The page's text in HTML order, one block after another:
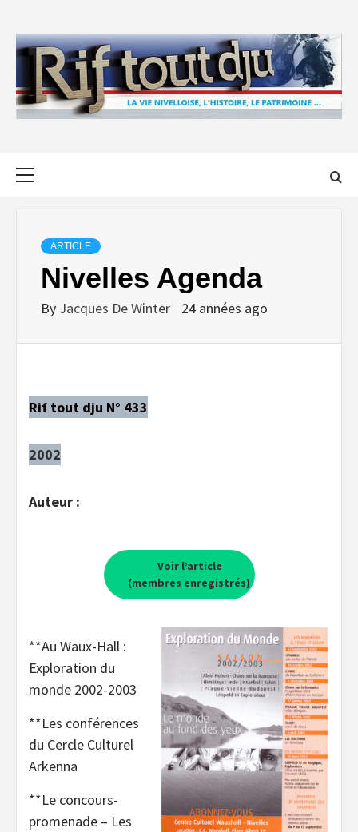
content
ARTICLE
Nivelles Agenda
By Jacques De Winter 24 années ago
Rif tout dju N° 433
2002
Auteur :
Voir l’article
(membres enregistrés)
**Au Waux-Hall :
Exploration du
monde 2002-2003
**Les conférences
du Cercle Culturel
Arkenna
**Le concours-
promenade – Les